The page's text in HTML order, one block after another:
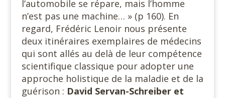
l’automobile se répare, mais l’homme
n’est pas une machine… » (p 160). En
regard, Frédéric Lenoir nous présente
deux itinéraires exemplaires de médecins
qui sont allés au delà de leur compétence
scientifique classique pour adopter une
approche holistique de la maladie et de la
guérison : David Servan-Schreiber et